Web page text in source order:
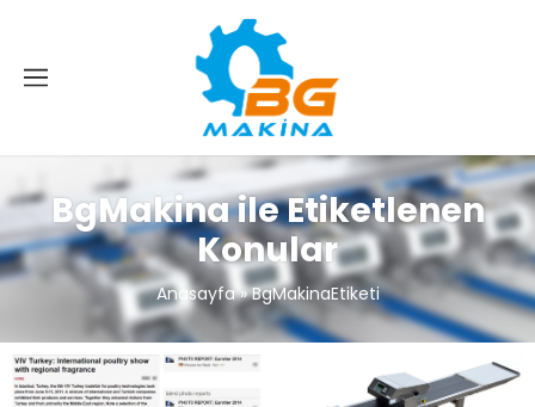
BgMakina ile Etiketlenen
Konular
Anasayfa»BgMakinaEtiketi